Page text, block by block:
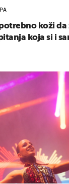
koži da
koja si i